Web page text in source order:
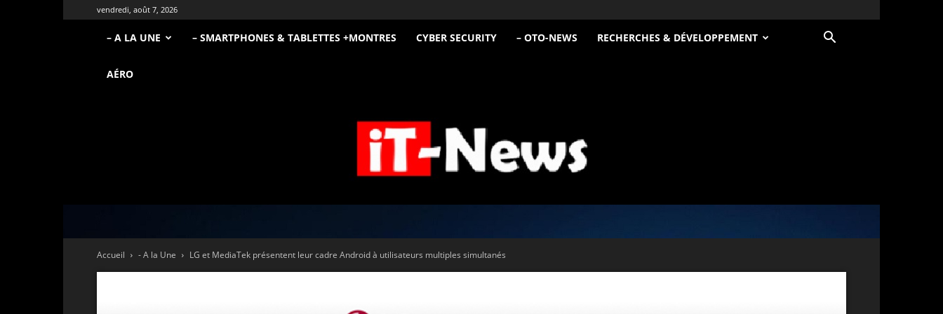
vendredi, août 7, 2026
– A LA UNE – SMARTPHONES & TABLETTES +MONTRES CYBER SECURITY – OTO-NEWS RECHERCHES & DÉVELOPPEMENT
AÉRO
iT
Accueil
- A la Une LG et MediaTek présentent leur cadre Android à utilisateurs multiples simultanés